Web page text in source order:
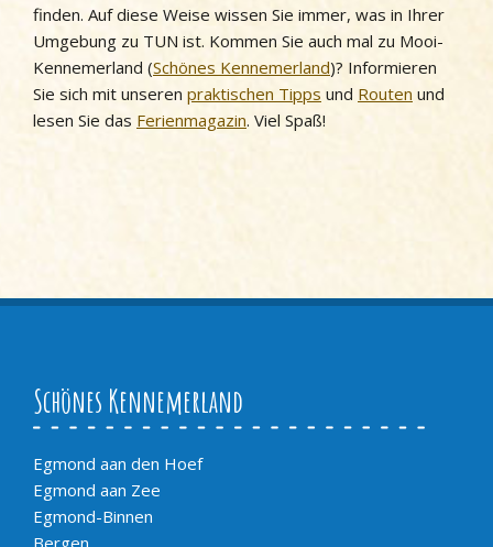
finden. Auf diese Weise wissen Sie immer, was in Ihrer
Umgebung zu TUN ist. Kommen Sie auch mal zu Mooi-
Kennemerland (Schönes Kennemerland)? Informieren
Sie sich mit unseren praktischen Tipps und Routen und
lesen Sie das Ferienmagazin. Viel Spaß!
Schönes Kennemerland
Egmond aan den Hoef
Egmond aan Zee
Egmond-Binnen
Bergen